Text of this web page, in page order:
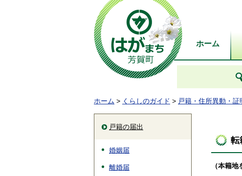
ホーム
ホーム > くらしのガイド > 戸籍・住所異動・証
戸籍の届出
婚姻届
離婚届
転
（本籍地